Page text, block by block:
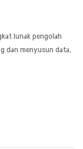
lunak pengolah
dan menyusun data,